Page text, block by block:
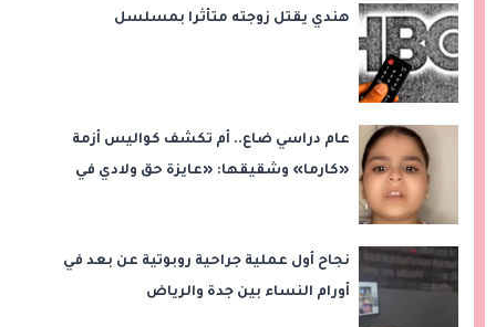
هندي يقتل زوجته متأثرا بمسلسل
عام دراسي ضاع.. أم تكشف كواليس أزمة
«كارما» وشقيقها: «عايزة حق ولادي في
نجاح أول عملية جراحية روبوتية عن بعد في
أورام النساء بين جدة والرياض